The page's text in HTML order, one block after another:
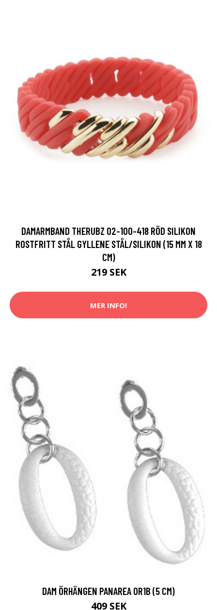
DAMARMBAND THERUBZ 02-100-418 RÖD SILIKON
ROSTFRITT STÅL GYLLENE STÅL/SILIKON (15 MM X 18
CM)
219 SEK
MER INFO!
DAM ÖRHÄNGEN PANAREA OR1B (5 CM)
409 SEK